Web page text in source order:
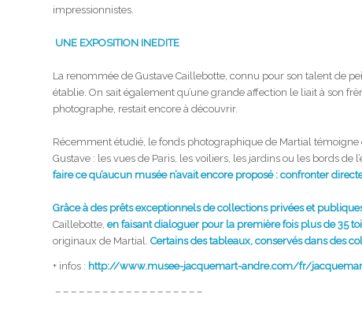
impressionnistes.
UNE EXPOSITION INEDITE
La renommée de Gustave Caillebotte, connu pour son talent de
établie. On sait également qu’une grande affection le liait à son
photographe, restait encore à découvrir.
Récemment étudié, le fonds photographique de Martial
Gustave : les vues de Paris, les voiliers, les jardins ou les bords de
faire ce qu’aucun musée n’avait encore proposé : confronter
Grâce à des prêts exceptionnels de collections privées et
Caillebotte, en faisant dialoguer pour la première fois plus de 35
originaux de Martial. Certains des tableaux, conservés dans des
+ infos : http://www.musee-jacquemart-andre.com/fr/
– – – – – – – – – – – – – – – – – – –